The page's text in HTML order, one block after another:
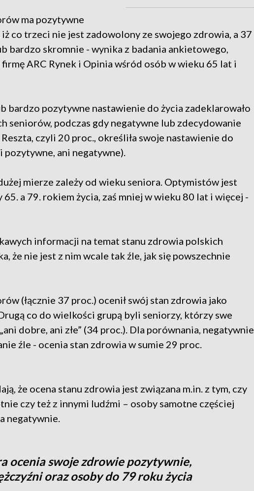
ma pozytywne
co trzeci nie jest zadowolony ze swojego zdrowia, a 37
bardzo skromnie - wynika z badania ankietowego,
ARC Rynek i Opinia wśród osób w wieku 65 lat i
bardzo pozytywne nastawienie do życia zadeklarowało
seniorów, podczas gdy negatywne lub zdecydowanie
czyli 20 proc., określiła swoje nastawienie do
pozytywne, ani negatywne).
mierze zależy od wieku seniora. Optymistów jest
a 79. rokiem życia, zaś mniej w wieku 80 lat i więcej -
informacji na temat stanu zdrowia polskich
że nie jest z nim wcale tak źle, jak się powszechnie
(łącznie 37 proc.) ocenił swój stan zdrowia jako
co do wielkości grupą byli seniorzy, którzy swe
dobre, ani złe” (34 proc.). Dla porównania, negatywnie
źle - ocenia stan zdrowia w sumie 29 proc.
że ocena stanu zdrowia jest związana m.in. z tym, czy
czy też z innymi ludźmi – osoby samotne częściej
negatywnie.
ocenia swoje zdrowie pozytywnie,
oraz osoby do 79 roku życia